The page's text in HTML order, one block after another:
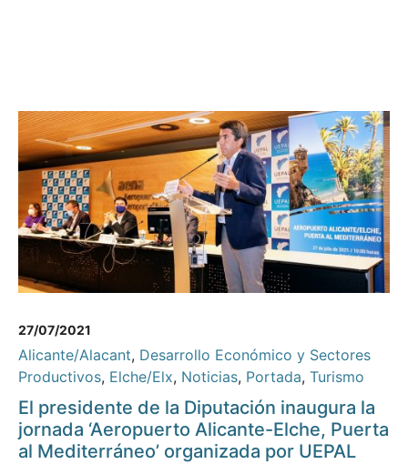
27/07/2021
Alicante/Alacant, Desarrollo Económico y Sectores
Productivos, Elche/Elx, Noticias, Portada, Turismo
El presidente de la Diputación inaugura la
jornada ‘Aeropuerto Alicante-Elche, Puerta
al Mediterráneo’ organizada por UEPAL